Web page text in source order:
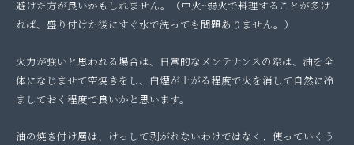
避けた方が良いかもしれません。（中火~弱火で料理することが多け
れば、盛り付けた後にすぐ水で洗っても問題ありません。）
火力が強いと思われる場合は、日常的なメンテナンスの際は、油を全
体になじませて空焼きをし、白煙が上がる程度で火を消して自然に冷
ましておく程度で良いかと思います。
油の焼き付け層は、けっして剥がれないわけではなく、使っていくう